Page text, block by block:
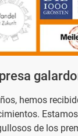
hemos
Estamos
de los